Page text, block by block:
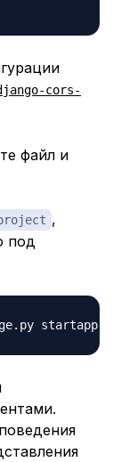
cors-
файл и
,
под
startapp